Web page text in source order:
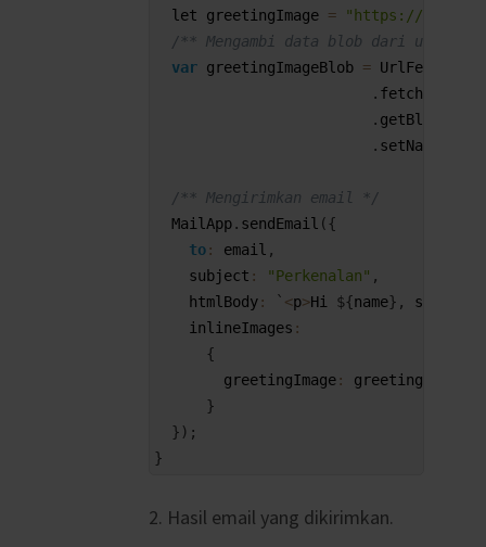
let greetingImage =
"https://
/** Mengambi data blob dari url
var greetingImageBlob = UrlFetchApp
. fetch
. getBlob
. setName
/** Mengirimkan email */
MailApp. sendEmail ( {
to: email ,
subject : "Perkenalan" ,
htmlBody: ` <p>Hi ${name} , salam
inlineImages :
{
greetingImage:
}
} ) ;
}
2. Hasil email yang dikirimkan.